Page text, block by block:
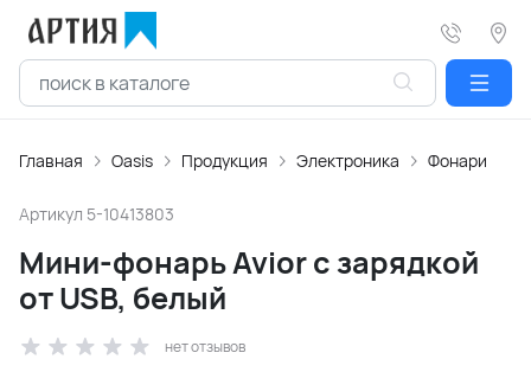
Главная Oasis Продукция Электроника Фонари
Артикул 5-10413803
Мини-фонарь Avior с зарядкой
от USB, белый
нет отзывов